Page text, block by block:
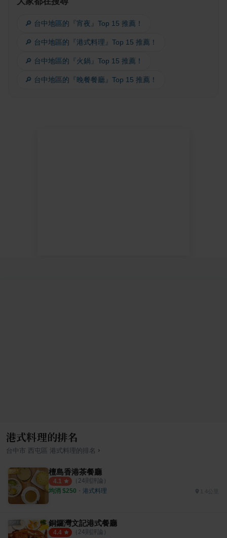
🔎 台中地區的『宵夜』Top 15 推薦！
🔎 台中地區的『港式料理』Top 15 推薦！
🔎 台中地區的『火鍋』Top 15 推薦！
🔎 台中地區的『晚餐餐廳』Top 15 推薦！
港式料理的排名
台中市 西屯區 港式料理的排名 ›
檀島香港茶餐廳
4.1 （ 24則評論）
均消 $250 ・ 港式料理 1.4公里
銅鑼灣文記港式餐廳
4.4 （ 24則評論）